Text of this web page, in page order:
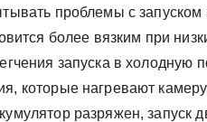
проблемы с
более вязким при
запуска в холодную
которые нагревают
разряжен, запуск